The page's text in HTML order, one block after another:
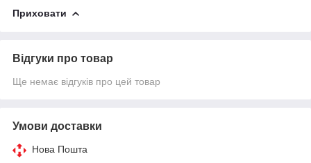
Приховати
Відгуки про товар
Ще немає відгуків про цей товар
Умови доставки
Нова Пошта